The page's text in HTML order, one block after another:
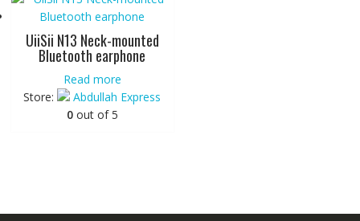
UiiSii N13 Neck-mounted
Bluetooth earphone
Read more
Store:
Abdullah Express
0out of 5